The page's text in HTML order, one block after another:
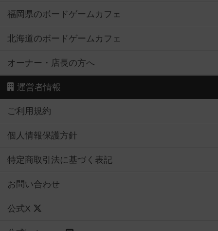
福岡県のボードゲームカフェ
北海道のボードゲームカフェ
オーナー・店長の方へ
運営者情報
ご利用規約
個人情報保護方針
特定商取引法に基づく表記
お問い合わせ
公式X